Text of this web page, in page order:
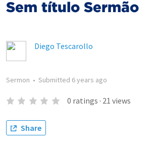
Sem título Sermão
Diego Tescarollo
Sermon • Submitted 6 years ago
0 ratings · 21 views
Share